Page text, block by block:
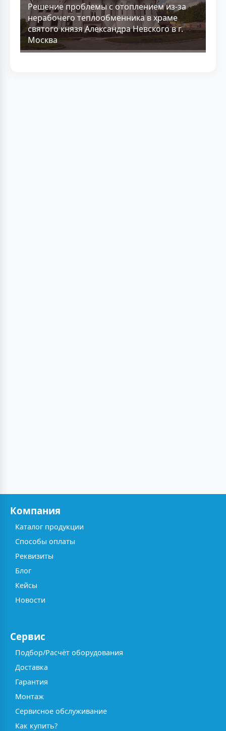
Решение проблемы с отоплением из-за
нерабочего теплообменника в храме
святого князя Александра Невского в г.
Москва
Компания
Каталог продукции
Способы оплаты
Реквизиты
Блог
Кейсы
Новости
Сервис
Подбор/Расчёт оборудования
Доставка
Гарантия
Монтаж
Сервисное обслуживание
Как купить?